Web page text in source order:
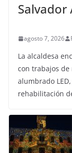
Salvador
agosto 7, 2026
La alcaldesa
con trabajos
alumbrado
rehabilitación